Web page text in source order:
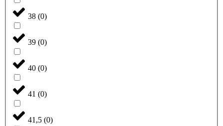
38 (0)
39 (0)
40 (0)
41 (0)
41,5 (0)